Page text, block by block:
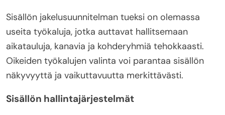
Sisällön jakelusuunnitelman tueksi on olemassa
useita työkaluja, jotka auttavat hallitsemaan
aikatauluja, kanavia ja kohderyhmiä tehokkaasti.
Oikeiden työkalujen valinta voi parantaa sisällön
näkyvyyttä ja vaikuttavuutta merkittävästi.
Sisällön hallintajärjestelmät